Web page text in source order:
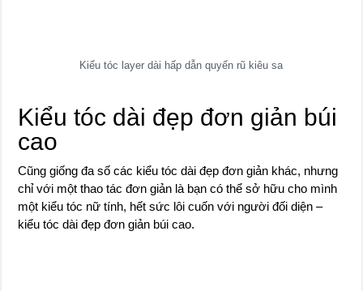
Kiểu tóc layer dài hấp dẫn quyến rũ kiêu sa
Kiểu tóc dài đẹp đơn giản búi
cao
Cũng giống đa số các kiểu tóc dài đẹp đơn giản khác, nhưng
chỉ với một thao tác đơn giản là bạn có thể sở hữu cho mình
một kiểu tóc nữ tính, hết sức lôi cuốn với người đối diện –
kiểu tóc dài đẹp đơn giản búi cao.